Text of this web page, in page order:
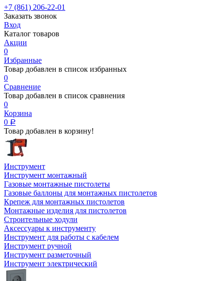
+7 (861) 206-22-01
Заказать звонок
Вход
Каталог товаров
Акции
0
Избранные
Товар добавлен в список избранных
0
Сравнение
Товар добавлен в список сравнения
0
Корзина
0 Р
Товар добавлен в корзину!
Инструмент
Инструмент монтажный
Газовые монтажные пистолеты
Газовые баллоны для монтажных пистолетов
Крепеж для монтажных пистолетов
Монтажные изделия для пистолетов
Строительные ходули
Аксессуары к инструменту
Инструмент для работы с кабелем
Инструмент ручной
Инструмент разметочный
Инструмент электрический